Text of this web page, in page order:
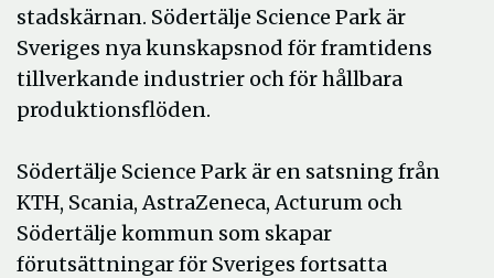
stadskärnan. Södertälje Science Park är
Sveriges nya kunskapsnod för framtidens
tillverkande industrier och för hållbara
produktionsflöden.
Södertälje Science Park är en satsning från
KTH, Scania, AstraZeneca, Acturum och
Södertälje kommun som skapar
förutsättningar för Sveriges fortsatta